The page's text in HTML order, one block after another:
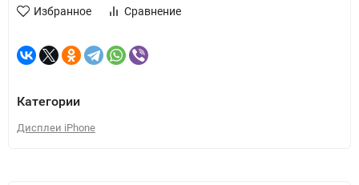
Избранное Сравнение
Категории
Дисплеи iPhone